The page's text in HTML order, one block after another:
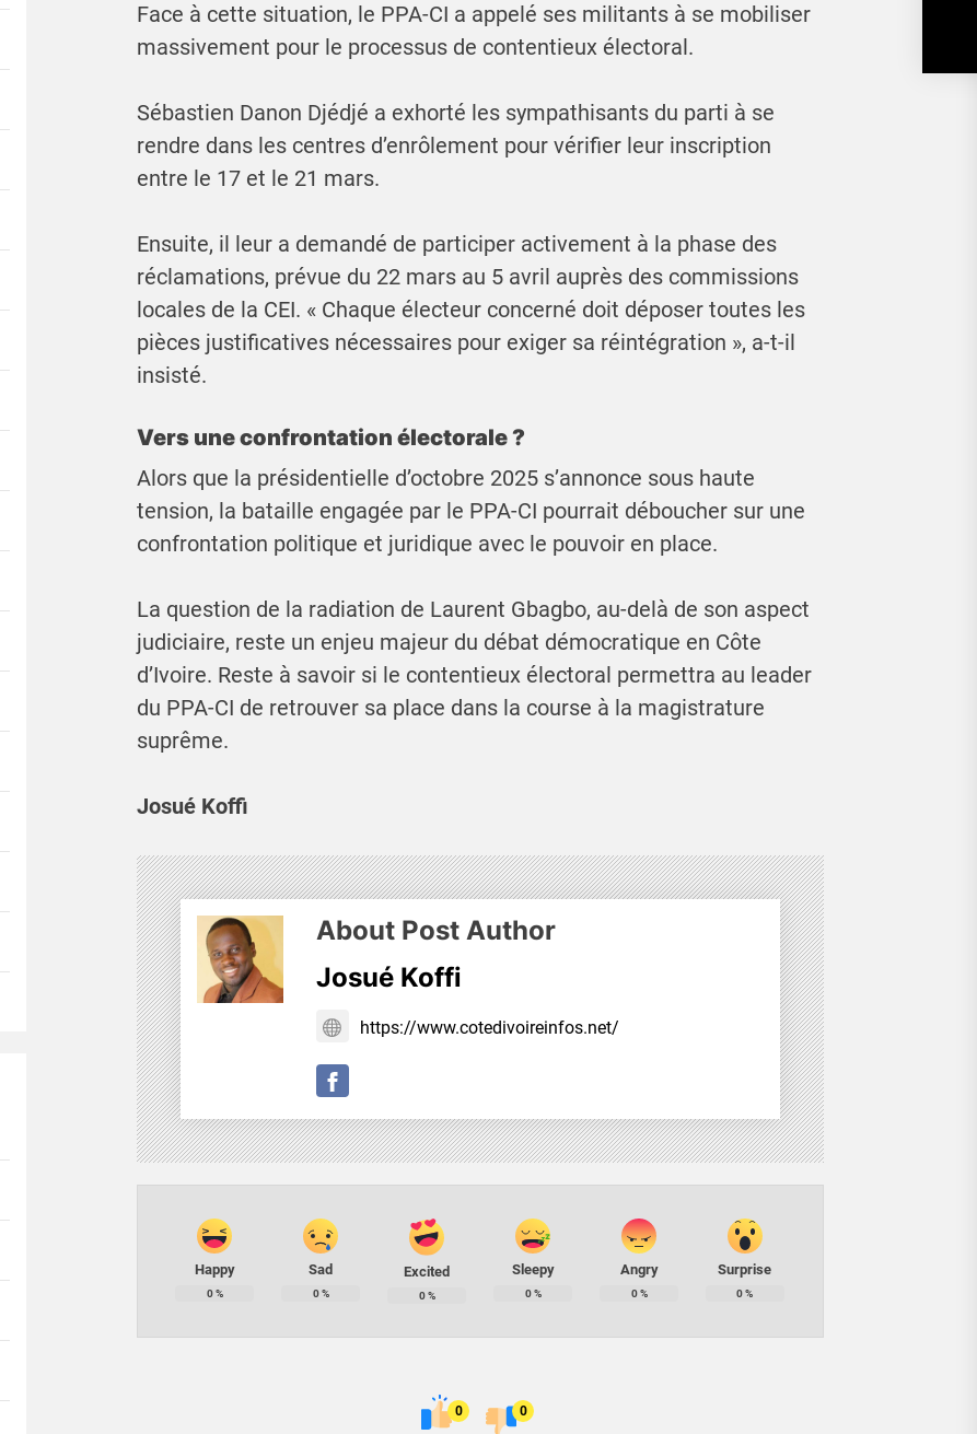
Face à cette situation, le PPA-CI a appelé ses militants à se mobiliser
massivement pour le processus de contentieux électoral.
Sébastien Danon Djédjé a exhorté les sympathisants du parti à se
rendre dans les centres d’enrôlement pour vérifier leur inscription
entre le 17 et le 21 mars.
Ensuite, il leur a demandé de participer activement à la phase des
réclamations, prévue du 22 mars au 5 avril auprès des commissions
locales de la CEI. « Chaque électeur concerné doit déposer toutes les
pièces justificatives nécessaires pour exiger sa réintégration », a-t-il
insisté.
Vers une confrontation électorale ?
Alors que la présidentielle d’octobre 2025 s’annonce sous haute
tension, la bataille engagée par le PPA-CI pourrait déboucher sur une
confrontation politique et juridique avec le pouvoir en place.
La question de la radiation de Laurent Gbagbo, au-delà de son aspect
judiciaire, reste un enjeu majeur du débat démocratique en Côte
d’Ivoire. Reste à savoir si le contentieux électoral permettra au leader
du PPA-CI de retrouver sa place dans la course à la magistrature
suprême.
Josué Koffi
About Post Author
Josué Koffi
https://www.cotedivoireinfos.net/
Happy
0%
Sad
0%
Excited
0%
Sleepy
0%
Angry
0%
Surprise
0%
0 0